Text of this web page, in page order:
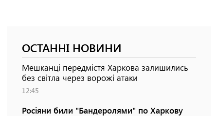
ОСТАННІ НОВИНИ
Мешканці передмістя Харкова залишились
без світла через ворожі атаки
12:45
Росіяни били "Бандеролями" по Харкову